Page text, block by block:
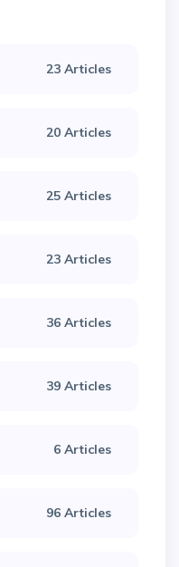
23 Articles
20 Articles
25 Articles
23 Articles
36 Articles
39 Articles
6 Articles
96 Articles